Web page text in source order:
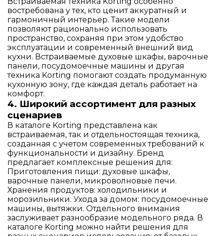
востребована у тех, кто ценит аккуратный и
гармоничный интерьер. Такие модели
позволяют рационально использовать
пространство, сохраняя при этом удобство
эксплуатации и современный внешний вид
кухни. Встраиваемые духовые шкафы, варочные
панели, посудомоечные машины и другая
техника Korting помогают создать продуманную
кухонную зону, где каждая деталь работает на
комфорт.
4. Широкий ассортимент для разных
сценариев
В каталоге Korting представлена как
встраиваемая, так и отдельностоящая техника,
созданная с учетом современных требований к
функциональности и дизайну. Бренд
предлагает комплексные решения для:
Приготовления пищи: духовые шкафы,
варочные панели, микроволновые печи.
Хранения продуктов: холодильники и
морозильники. Ухода за домом: посудомоечные
машины, вытяжки. Отдельного внимания
заслуживает разнообразие модельного ряда. В
каталоге Korting можно найти решения для